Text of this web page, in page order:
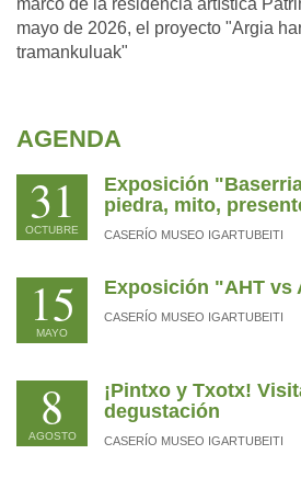
marco de la residencia artística
mayo de 2026, el proyecto "Argia
tramankuluak"
AGENDA
31
OCTUBRE
Exposición
piedra, mito,
CASERÍO MUSEO IGARTUBEITI
15
MAYO
Exposición "AHT vs
CASERÍO MUSEO IGARTUBEITI
8
AGOSTO
¡Pintxo y Txotx!
degustación
CASERÍO MUSEO IGARTUBEITI